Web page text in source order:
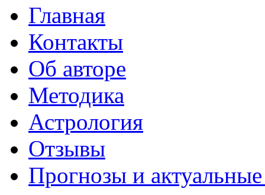
Главная
Контакты
Об авторе
Методика
Астрология
Отзывы
Прогнозы и